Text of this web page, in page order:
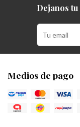
Dejanos
Medios de pago